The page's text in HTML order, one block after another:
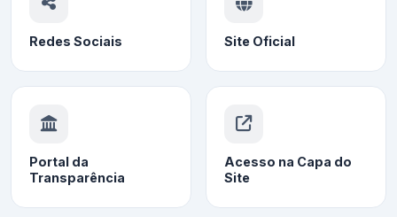
Redes Sociais Site Oficial
Portal da
Transparência
Acesso na Capa do
Site